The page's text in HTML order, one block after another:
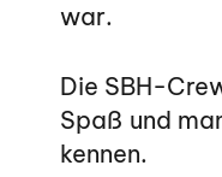
war.
Die SBH-
Spaß und
kennen.